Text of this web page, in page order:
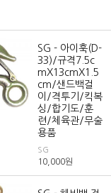
SG - 아이훅(D-
33)/규격7.5c
mX13cmX1.5
cm/샌드백걸
이/격투기/킥복
싱/합기도/훈
련/체육관/무술
용품
SG
10,000원